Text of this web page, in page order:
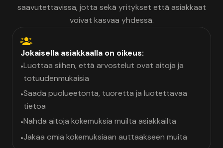
saavutettavissa, jotta sekä yritykset että asiakkaat
voivat kasvaa yhdessä.
Jokaisella asiakkaalla on oikeus:
•Luottaa siihen, että arvostelut ovat aitoja ja
totuudenmukaisia
•Saada puolueetonta, tuoretta ja luotettavaa
tietoa
•Nähdä aitoja kokemuksia muilta asiakkailta
•Jakaa omia kokemuksiaan auttaakseen muita